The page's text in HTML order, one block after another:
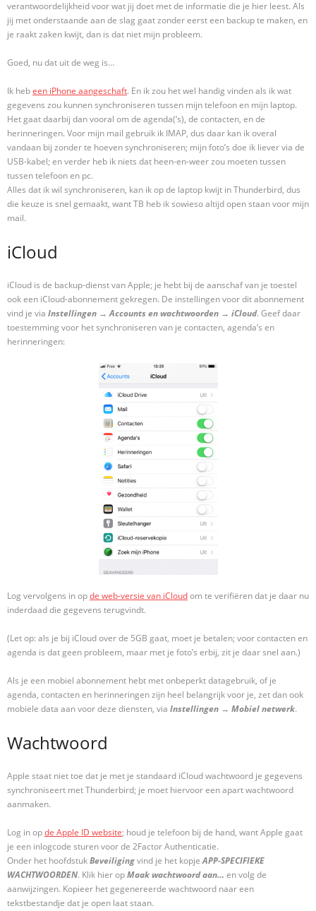
verantwoordelijkheid voor wat jij doet met de informatie die je hier leest. Als
jij met onderstaande aan de slag gaat zonder eerst een backup te maken, en
je raakt zaken kwijt, dan is dat niet mijn probleem.
Goed, nu dat uit de weg is…
Ik hebeen iPhone aangeschaft. En ik zou het wel handig vinden als ik wat
gegevens zou kunnen synchroniseren tussen mijn telefoon en mijn laptop.
Het gaat daarbij dan vooral om de agenda(‘s), de contacten, en de
herinneringen. Voor mijn mail gebruik ik IMAP, dus daar kan ik overal
vandaan bij zonder te hoeven synchroniseren; mijn foto’s doe ik liever via de
USB-kabel; en verder heb ik niets dat heen-en-weer zou moeten tussen
tussen telefoon en pc.
Alles dat ik wil synchroniseren, kan ik op de laptop kwijt in Thunderbird, dus
die keuze is snel gemaakt, want TB heb ik sowieso altijd open staan voor mijn
mail.
iCloud
iCloud is de backup-dienst van Apple; je hebt bij de aanschaf van je toestel
ook een iCloud-abonnement gekregen. De instellingen voor dit abonnement
vind je via Instellingen →Accounts en wachtwoorden → iCloud. Geef daar
toestemming voor het synchroniseren van je contacten, agenda’s en
herinneringen:
Log vervolgens in opde web-versie van iCloudom te verifiëren dat je daar nu
inderdaad die gegevens terugvindt.
(Let op: als je bij iCloud over de 5GB gaat, moet je betalen; voor contacten en
agenda is dat geen probleem, maar met je foto’s erbij, zit je daar snel aan.)
Als je een mobiel abonnement hebt met onbeperkt datagebruik, of je
agenda, contacten en herinneringen zijn heel belangrijk voor je, zet dan ook
mobiele data aan voor deze diensten, via Instellingen → Mobiel netwerk.
Wachtwoord
Apple staat niet toe dat je met je standaard iCloud wachtwoord je gegevens
synchroniseert met Thunderbird; je moet hiervoor een apart wachtwoord
aanmaken.
Log in opde Apple ID website; houd je telefoon bij de hand, want Apple gaat
je een inlogcode sturen voor de 2Factor Authenticatie.
Onder het hoofdstukBeveiligingvind je het kopjeAPP-SPECIFIEKE
WACHTWOORDEN. Klik hier opMaak wachtwoord aan… en volg de
aanwijzingen. Kopieer het gegenereerde wachtwoord naar een
tekstbestandje dat je open laat staan.